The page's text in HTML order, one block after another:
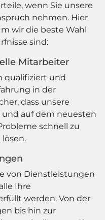
wenn Sie unsere
nehmen. Hier
wir die beste Wahl
sind:
Mitarbeiter
qualifiziert und
in der
dass unsere
auf dem neuesten
schnell zu
von Dienstleistungen
Ihre
werden. Von der
bis hin zur